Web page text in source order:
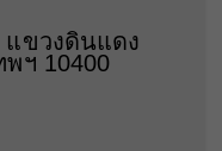
แขวงดินแดง
พฯ 10400